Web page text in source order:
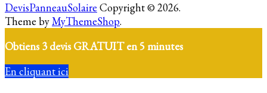
DevisPanneauSolaire Copyright © 2026.
Theme byMyThemeShop.
Obtiens 3 devis GRATUIT en 5 minutes
En cliquant ici